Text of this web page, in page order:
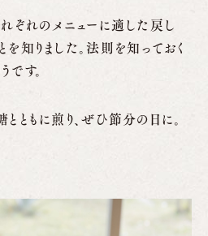
れぞれのメニューに適した戻し
知りました。法則を知っておく
です。
ともに煎り、ぜひ節分の日に。